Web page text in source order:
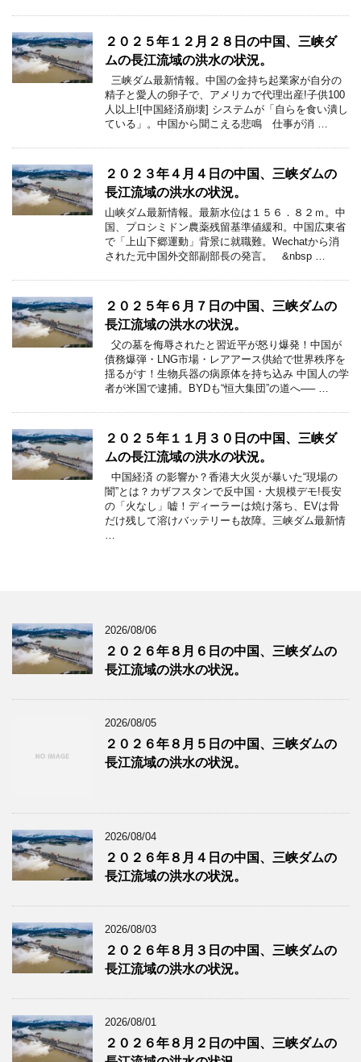
２０２５年１２月２８日の中国、三峡ダ
ムの長江流域の洪水の状況。
三峡ダム最新情報。中国の金持ち起業家が自分の
精子と愛人の卵子で、アメリカで代理出産!子供100
人以上![中国経済崩壊] システムが「自らを食い潰し
ている」。中国から聞こえる悲鳴 仕事が消 …
２０２３年４月４日の中国、三峡ダムの
長江流域の洪水の状況。
山峡ダム最新情報。最新水位は１５６．８２ｍ。中
国、プロシミドン農薬残留基準値緩和。中国広東省
で「上山下郷運動」背景に就職難。Wechatから消
された元中国外交部副部長の発言。 &nbsp …
２０２５年６月７日の中国、三峡ダムの
長江流域の洪水の状況。
父の墓を侮辱されたと習近平が怒り爆発！中国が
債務爆弾・LNG市場・レアアース供給で世界秩序を
揺るがす！生物兵器の病原体を持ち込み 中国人の学
者が米国で逮捕。BYDも“恒大集団”の道へ── …
２０２５年１１月３０日の中国、三峡ダ
ムの長江流域の洪水の状況。
中国経済 の影響か？香港大火災が暴いた“現場の
闇”とは？カザフスタンで反中国・大規模デモ!長安
の「火なし」嘘！ディーラーは焼け落ち、EVは骨
だけ残して溶けバッテリーも故障。三峡ダム最新情
…
2026/08/06
２０２６年８月６日の中国、三峡ダムの
長江流域の洪水の状況。
2026/08/05
２０２６年８月５日の中国、三峡ダムの
長江流域の洪水の状況。
2026/08/04
２０２６年８月４日の中国、三峡ダムの
長江流域の洪水の状況。
2026/08/03
２０２６年８月３日の中国、三峡ダムの
長江流域の洪水の状況。
2026/08/01
２０２６年８月２日の中国、三峡ダムの